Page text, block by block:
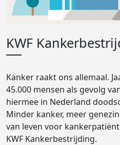
KWF
Kanker raakt ons allemaal.
45.000 mensen als gevolg
hiermee in Nederland
Minder kanker, meer
van leven voor
KWF Kankerbestrijding.